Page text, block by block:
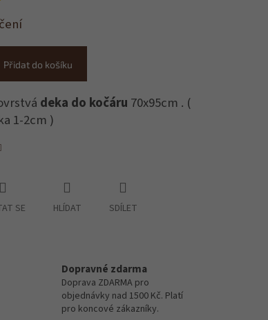
Přidat do košíku
deka do kočáru 70x95cm . (
1-2cm )
SE HLÍDAT SDÍLET
Dopravné zdarma
Doprava ZDARMA pro
objednávky nad 1500 Kč. Platí
pro koncové zákazníky.